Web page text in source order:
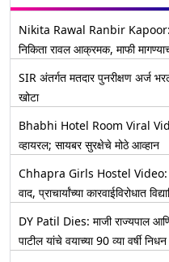
Nikita Rawal Ranbir Kapoor:
निकिता रावल आक्रमक, माफी
SIR अंतर्गत मतदार पुनरीक्षण अर्ज
खोटा
Bhabhi Hotel Room Viral
व्हायरल; सायबर सुरक्षेचे मोठे आव्हान
Chhapra Girls Hostel Video:
वाद, प्राचार्यांच्या कारवाईविरोधात
DY Patil Dies: माजी राज्यपाल आणि
पाटील यांचे वयाच्या 90 व्या वर्षी निधन